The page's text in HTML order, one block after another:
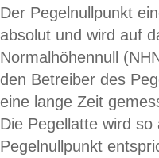
Der Pegelnullpunkt
absolut und wird auf
Normalhöhennull
den Betreiber des
eine lange Zeit
Die Pegellatte wird
Pegelnullpunkt